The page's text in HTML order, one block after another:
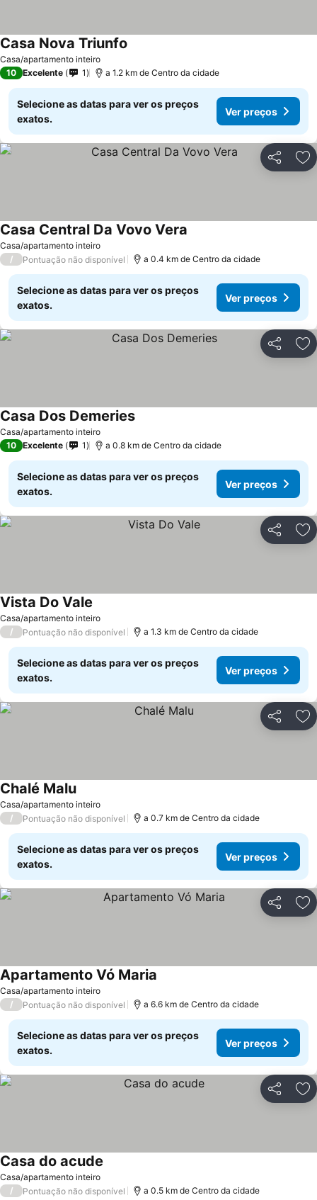
Casa/apartamento inteiro
Casa Nova Triunfo
10 Excelente 1 a 1.2 km de Centro da cidade
Selecione as datas para ver os preços
exatos.
Ver preços
Partilhar
Casa/apartamento inteiro
Casa Central Da Vovo Vera
/ Pontuação não disponível a 0.4 km de Centro da cidade
Selecione as datas para ver os preços
exatos.
Ver preços
Partilhar
Casa/apartamento inteiro
Casa Dos Demeries
10 Excelente 1 a 0.8 km de Centro da cidade
Selecione as datas para ver os preços
exatos.
Ver preços
Partilhar
Casa/apartamento inteiro
Vista Do Vale
/ Pontuação não disponível a 1.3 km de Centro da cidade
Selecione as datas para ver os preços
exatos.
Ver preços
Partilhar
Casa/apartamento inteiro
Chalé Malu
/ Pontuação não disponível a 0.7 km de Centro da cidade
Selecione as datas para ver os preços
exatos.
Ver preços
Partilhar
Casa/apartamento inteiro
Apartamento Vó Maria
/ Pontuação não disponível a 6.6 km de Centro da cidade
Selecione as datas para ver os preços
exatos.
Ver preços
Partilhar
Casa/apartamento inteiro
Casa do acude
/ Pontuação não disponível a 0.5 km de Centro da cidade